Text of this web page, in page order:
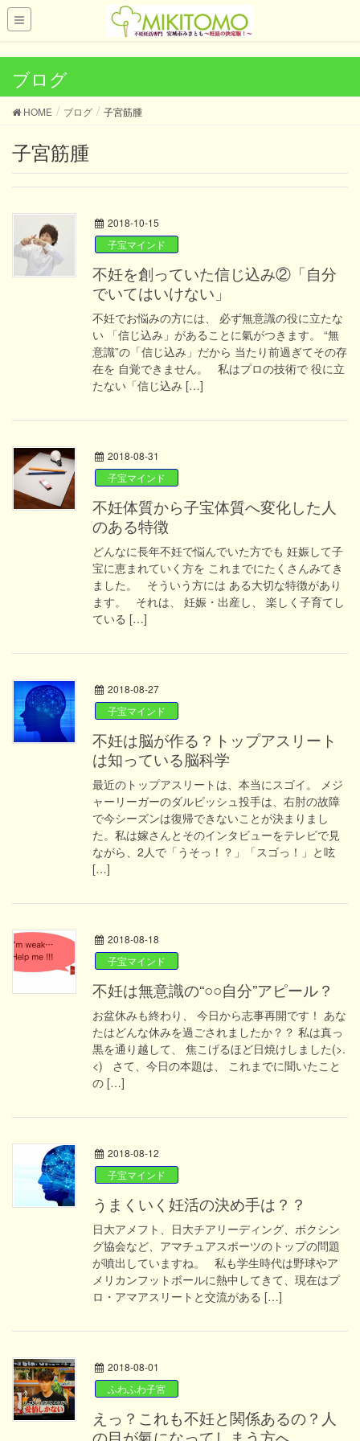
UA-121419028-1
ブログ
HOME ブログ 子宮筋腫
子宮筋腫
2018-10-15
子宝マインド
不妊を創っていた信じ込み②「自分
でいてはいけない」
不妊でお悩みの方には、 必ず無意識の役に立たな
い 「信じ込み」があることに氣がつきます。 “無
意識”の「信じ込み」だから 当たり前過ぎてその存
在を 自覚できません。 私はプロの技術で 役に立
たない「信じ込み […]
2018-08-31
子宝マインド
不妊体質から子宝体質へ変化した人
のある特徴
どんなに長年不妊で悩んでいた方でも 妊娠して子
宝に恵まれていく方を これまでにたくさんみてき
ました。 そういう方には ある大切な特徴があり
ます。 それは、 妊娠・出産し、 楽しく子育てし
ている […]
2018-08-27
子宝マインド
不妊は脳が作る？トップアスリート
は知っている脳科学
最近のトップアスリートは、本当にスゴイ。 メジ
ャーリーガーのダルビッシュ投手は、右肘の故障
で今シーズンは復帰できないことが決まりまし
た。私は嫁さんとそのインタビューをテレビで見
ながら、2人で「うそっ！？」「スゴっ！」と呟
[…]
2018-08-18
子宝マインド
不妊は無意識の“○○自分”アピール？
お盆休みも終わり、 今日から志事再開です！ あな
たはどんな休みを過ごされましたか？？ 私は真っ
黒を通り越して、 焦こげるほど日焼けしました(>.
<) さて、今日の本題は、 これまでに聞いたこと
の […]
2018-08-12
子宝マインド
うまくいく妊活の決め手は？？
日大アメフト、日大チアリーディング、ボクシン
グ協会など、アマチュアスポーツのトップの問題
が噴出していますね。 私も学生時代は野球やア
メリカンフットボールに熱中してきて、現在はプ
ロ・アマアスリートと交流がある […]
2018-08-01
ふわふわ子宮
えっ？これも不妊と関係あるの？人
の目が氣になってしまう方へ